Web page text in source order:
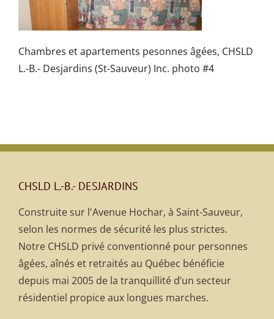
Chambres et apartements pesonnes âgées, CHSLD
L.-B.- Desjardins (St-Sauveur) Inc. photo #4
CHSLD L.-B.- DESJARDINS
Construite sur l'Avenue Hochar, à Saint-Sauveur,
selon les normes de sécurité les plus strictes.
Notre CHSLD privé conventionné pour personnes
âgées, aînés et retraités au Québec bénéficie
depuis mai 2005 de la tranquillité d’un secteur
résidentiel propice aux longues marches.